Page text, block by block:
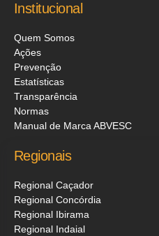
Institucional
Quem Somos
Ações
Prevenção
Estatísticas
Transparência
Normas
Manual de Marca ABVESC
Regionais
Regional Caçador
Regional Concórdia
Regional Ibirama
Regional Indaial